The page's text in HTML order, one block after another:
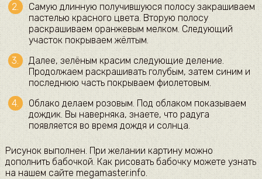
Самую длинную получившуюся полосу закрашиваем
пастелью красного цвета. Вторую полосу
раскрашиваем оранжевым мелком. Следующий
участок покрываем жёлтым.
Далее, зелёным красим следующие деление.
Продолжаем раскрашивать голубым, затем синим и
последнюю часть покрываем фиолетовым.
Облако делаем розовым. Под облаком показываем
дождик. Вы наверняка, знаете, что радуга
появляется во время дождя и солнца.
Рисунок выполнен. При желании картину можно
дополнить бабочкой. Как рисовать бабочку можете узнать
на нашем сайте megamaster.info.